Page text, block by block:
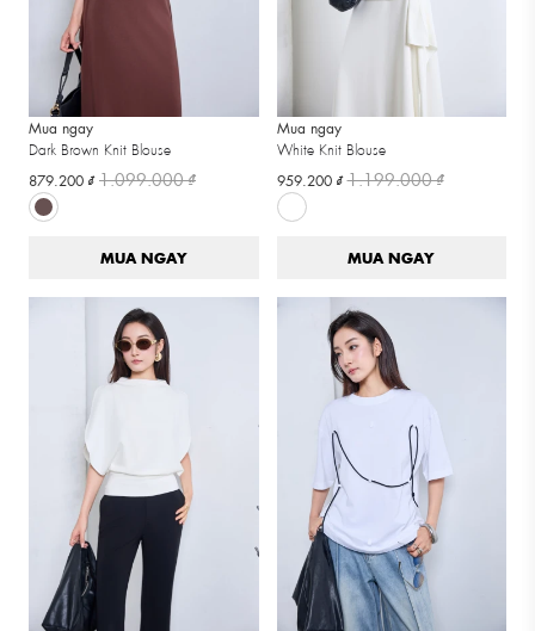
Mua ngay
Dark Brown Knit Blouse
879.200 ₫1.099.000 ₫
MUA NGAY
Mua ngay
White Knit Blouse
959.200 ₫1.199.000 ₫
MUA NGAY